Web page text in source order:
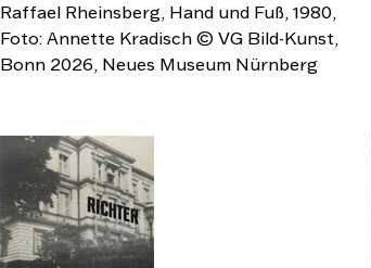
Raffael Rheinsberg, Hand und Fuß, 1980,
Foto: Annette Kradisch © VG Bild-Kunst,
Bonn 2026, Neues Museum Nürnberg